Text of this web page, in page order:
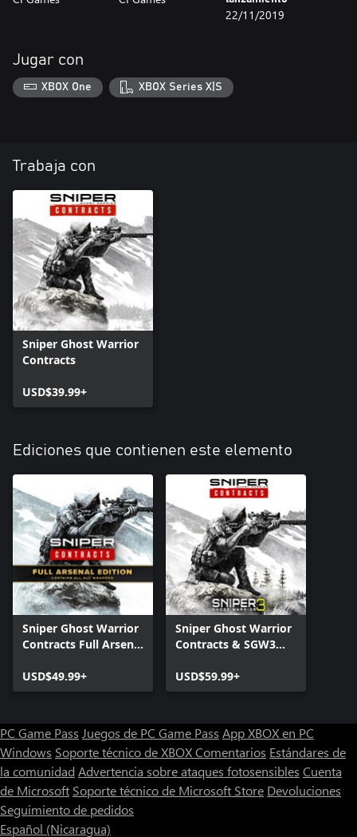
22/11/2019
Jugar con
XBOX One XBOX Series X|S
Trabaja con
Sniper Ghost Warrior
Contracts
USD$39.99+
Ediciones que contienen este elemento
Sniper Ghost Warrior
Contracts Full Arsenal
USD$49.99+
Sniper Ghost Warrior
Contracts & SGW3
USD$59.99+
PC Game Pass Juegos de PC Game Pass App XBOX en PC
Windows Soporte técnico de XBOXComentarios Estándares de
la comunidad Advertencia sobre ataques fotosensibles Cuenta
de Microsoft Soporte técnico de Microsoft Store Devoluciones
Seguimiento de pedidos
Español (Nicaragua)